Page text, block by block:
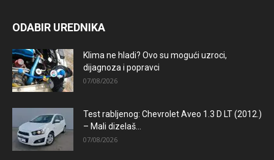
ODABIR UREDNIKA
Klima ne hladi? Ovo su mogući uzroci,
dijagnoza i popravci
07/08/2026
Test rabljenog: Chevrolet Aveo 1.3 D LT (2012.)
– Mali dizelaš...
07/08/2026